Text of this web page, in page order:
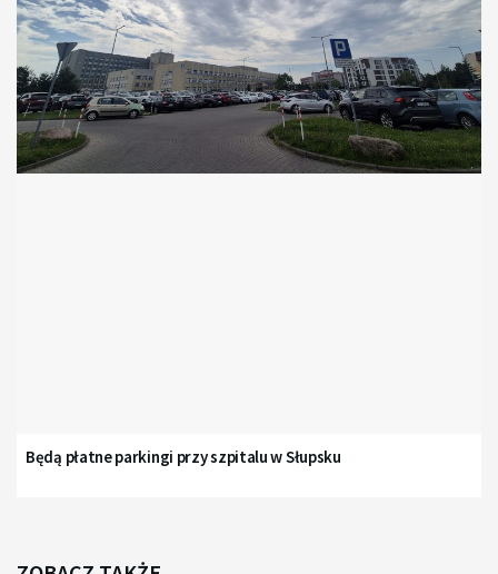
Będą płatne parkingi przy szpitalu w Słupsku